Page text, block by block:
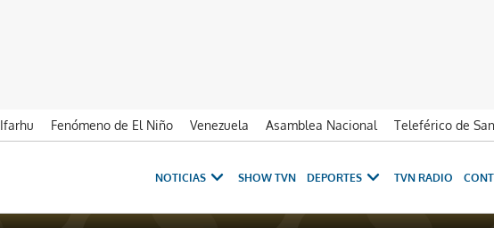
Ifarhu Fenómeno de El Niño Venezuela Asamblea Nacional
Teleférico de
NOTICIAS SHOW TVN DEPORTES TVN RADIO